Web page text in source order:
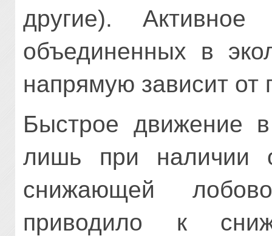
другие). Активное
объединенных в
напрямую зависит от
Быстрое движение
лишь при наличии
снижающей
приводило к